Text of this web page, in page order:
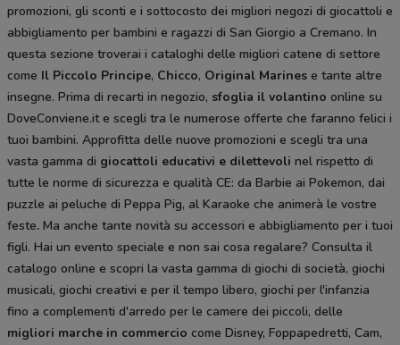
promozioni, gli sconti e i sottocosto dei migliori negozi di giocattoli e
abbigliamento per bambini e ragazzi di San Giorgio a Cremano. In
questa sezione troverai i cataloghi delle migliori catene di settore
come Il Piccolo Principe, Chicco, Original Marines e tante altre
insegne. Prima di recarti in negozio, sfoglia il volantino online su
DoveConviene.it e scegli tra le numerose offerte che faranno felici i
tuoi bambini. Approfitta delle nuove promozioni e scegli tra una
vasta gamma di giocattoli educativi e dilettevoli nel rispetto di
tutte le norme di sicurezza e qualità CE: da Barbie ai Pokemon, dai
puzzle ai peluche di Peppa Pig, al Karaoke che animerà le vostre
feste. Ma anche tante novità su accessori e abbigliamento per i tuoi
figli. Hai un evento speciale e non sai cosa regalare? Consulta il
catalogo online e scopri la vasta gamma di giochi di società, giochi
musicali, giochi creativi e per il tempo libero, giochi per l'infanzia
fino a complementi d'arredo per le camere dei piccoli, delle
migliori marche in commercio come Disney, Foppapedretti, Cam,